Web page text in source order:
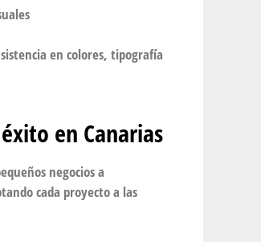
en colores, tipografía
en Canarias
negocios a
cada proyecto a las